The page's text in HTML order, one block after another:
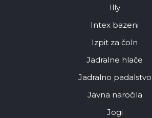
Illy
Intex bazeni
Izpit za čoln
Jadralne hlače
Jadralno padalstvo
Javna naročila
Jogi